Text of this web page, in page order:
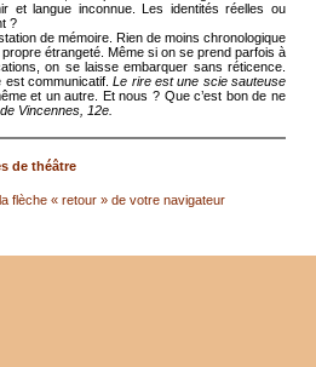
et langue inconnue. Les identités réelles ou
?
de mémoire. Rien de moins chronologique
étrangeté. Même si on se prend parfois à
on se laisse embarquer sans réticence.
est communicatif.Le rire est une scie sauteuse
et un autre. Et nous ? Que c’est bon de ne
Vincennes, 12e.
de théâtre
flèche « retour » de votre navigateur